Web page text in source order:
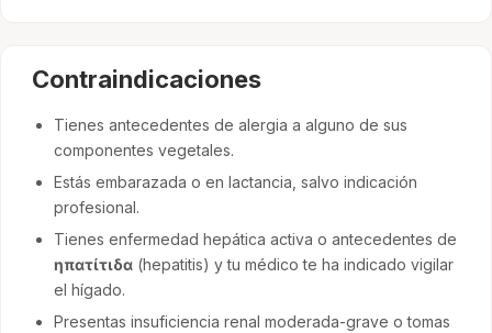
Contraindicaciones
Tienes antecedentes de alergia a alguno de sus
componentes vegetales.
Estás embarazada o en lactancia, salvo indicación
profesional.
Tienes enfermedad hepática activa o antecedentes de
ηπατίτιδα (hepatitis) y tu médico te ha indicado vigilar
el hígado.
Presentas insuficiencia renal moderada-grave o tomas